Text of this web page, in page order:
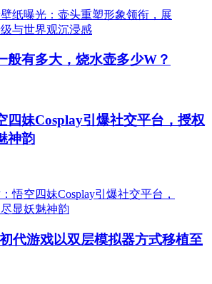
般有多大，烧水壶多少W？
四妹Cosplay引爆社交平台，授权
神韵
代游戏以双层模拟器方式移植至